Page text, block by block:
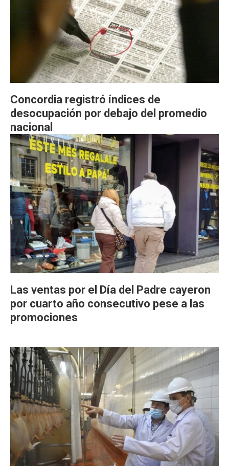
Concordia registró índices de
desocupación por debajo del promedio
nacional
Las ventas por el Día del Padre cayeron
por cuarto año consecutivo pese a las
promociones